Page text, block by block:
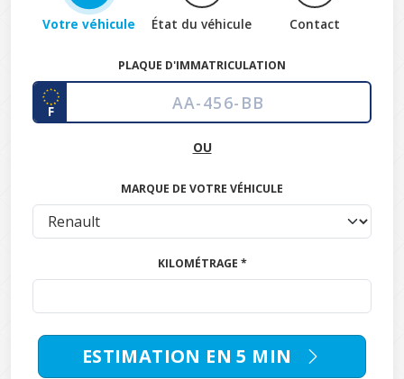
Votre véhicule État du véhicule Contact
PLAQUE D'IMMATRICULATION
F
OU
MARQUE DE VOTRE VÉHICULE
KILOMÉTRAGE *
ESTIMATION EN 5 MIN